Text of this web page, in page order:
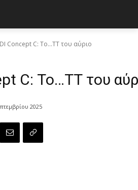
Concept C: Το…ΤΤ του αύριο
C: Το…ΤΤ του
2025